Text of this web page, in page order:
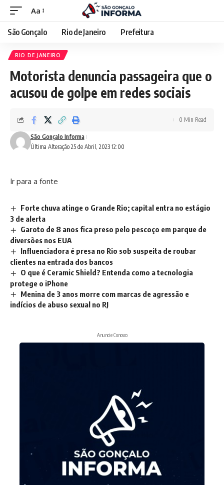
Aa
São Gonçalo Rio de Janeiro Prefeitura
RIO DE JANEIRO
Motorista denuncia passageira que o
acusou de golpe em redes sociais
Última Alteração 25 de Abril, 2023 12:00
São Gonçalo Informa
0 Min Read
Ir para a fonte
Forte chuva atinge o Grande Rio; capital entra no estágio
3 de alerta
Garoto de 8 anos fica preso pelo pescoço em parque de
diversões nos EUA
Influenciadora é presa no Rio sob suspeita de roubar
clientes na entrada dos bancos
O que é Ceramic Shield? Entenda como a tecnologia
protege o iPhone
Menina de 3 anos morre com marcas de agressão e
indícios de abuso sexual no RJ
Anuncie Conosco